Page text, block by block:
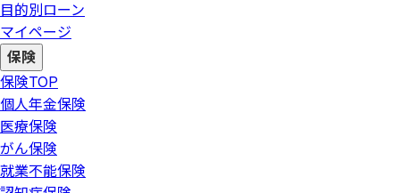
目的別ローン
マイページ
保険
保険TOP
個人年金保険
医療保険
がん保険
就業不能保険